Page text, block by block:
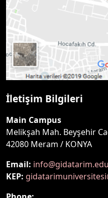
İletişim Bilgileri
Main Campus
Melikşah Mah. Beyşehir
42080 Meram / KONYA
Email:
KEP: